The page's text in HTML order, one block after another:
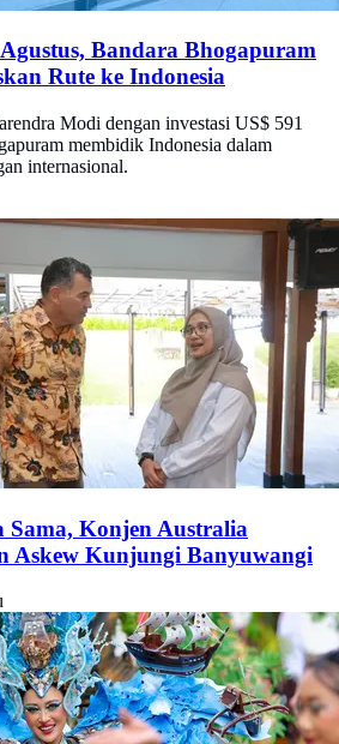
Bandara Bhogapuram
Rute ke Indonesia
Modi dengan investasi US$ 591
membidik Indonesia dalam
internasional.
Konjen Australia
Askew Kunjungi Banyuwangi